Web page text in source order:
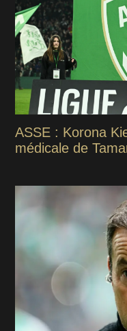
ASSE : Korona
médicale de